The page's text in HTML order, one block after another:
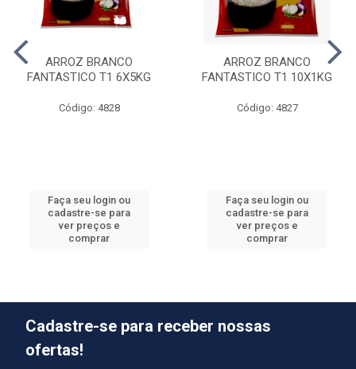
ARROZ BRANCO
FANTASTICO T1 6X5KG
Código: 4828
Faça seu login ou
cadastre-se para
ver preços e
comprar
ARROZ BRANCO
FANTASTICO T1 10X1KG
Código: 4827
Faça seu login ou
cadastre-se para
ver preços e
comprar
Cadastre-se para receber nossas
ofertas!